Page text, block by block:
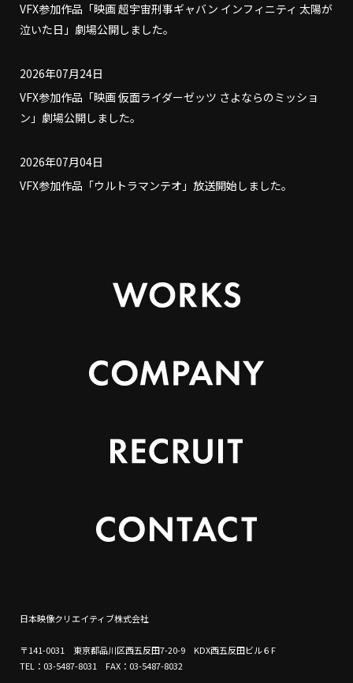
VFX参加作品「映画 超宇宙刑事ギャバン インフィニティ 太陽が
泣いた日」劇場公開しました。
2026年07月24日
VFX参加作品「映画 仮面ライダーゼッツ さよならのミッショ
ン」劇場公開しました。
2026年07月04日
VFX参加作品「ウルトラマンテオ」放送開始しました。
日本映像クリエイティブ株式会社
〒141-0031 東京都品川区西五反田7-20-9 KDX西五反田ビル６F
TEL：03-5487-8031 FAX：03-5487-8032